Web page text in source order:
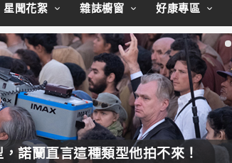
星聞花絮 雜誌櫥窗 好康專區
諾蘭直言這種類型他拍不來！